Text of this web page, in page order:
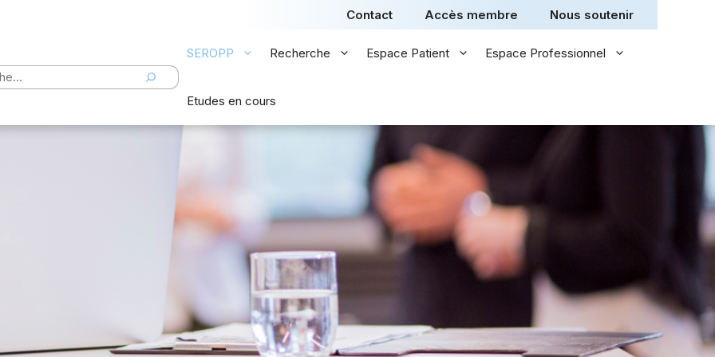
Contact Accès membre Nous soutenir
SEROPP Recherche Espace Patient Espace Professionnel
Etudes en cours